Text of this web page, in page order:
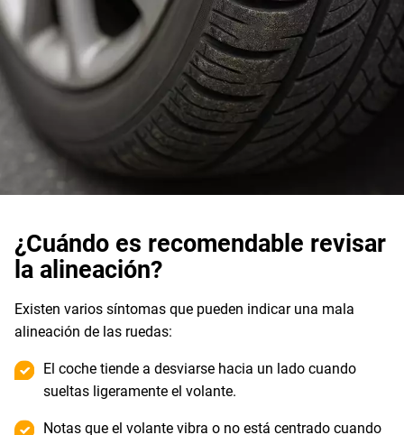
¿Cuándo es recomendable revisar
la alineación?
Existen varios síntomas que pueden indicar una mala
alineación de las ruedas:
El coche tiende a desviarse hacia un lado cuando
sueltas ligeramente el volante.
Notas que el volante vibra o no está centrado cuando